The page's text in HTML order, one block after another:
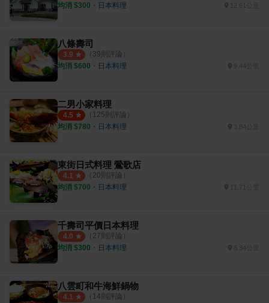
均消 $300 ・ 日本料理
八條壽司
3.9 （ 39則評論）
均消 $600 ・ 日本料理 9.44公里
二男小家料理
4.5 （ 125則評論）
均消 $780 ・ 日本料理 3.84公里
東街日式料理 鶯歌店
4.1 （ 20則評論）
均消 $700 ・ 日本料理
千壽司平價日本料理
4.0 （ 27則評論）
均消 $300 ・ 日本料理 6.34公里
八雲町和牛海鮮鍋物
4.1 （ 14則評論）